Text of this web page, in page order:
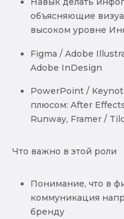
объясняющие
высоком уровне
Figma / Adobe
Adobe InDesign
PowerPoint /
плюсом: After
Runway, Framer /
Что важно в этой роли
Понимание, что в
коммуникация
бренду